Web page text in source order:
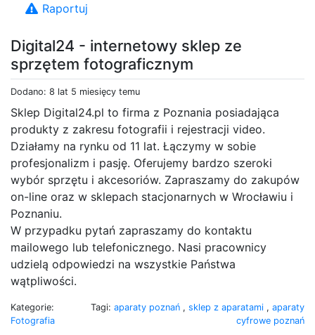
Digital24 - internetowy sklep ze
sprzętem fotograficznym
Dodano: 8 lat 5 miesięcy temu
Sklep Digital24.pl to firma z Poznania posiadająca
produkty z zakresu fotografii i rejestracji video.
Działamy na rynku od 11 lat. Łączymy w sobie
profesjonalizm i pasję. Oferujemy bardzo szeroki
wybór sprzętu i akcesoriów. Zapraszamy do zakupów
on-line oraz w sklepach stacjonarnych w Wrocławiu i
Poznaniu.
W przypadku pytań zapraszamy do kontaktu
mailowego lub telefonicznego. Nasi pracownicy
udzielą odpowiedzi na wszystkie Państwa
wątpliwości.
Kategorie:
Fotografia
Tagi: aparaty poznań , sklep z aparatami , aparaty
cyfrowe poznań
Raportuj